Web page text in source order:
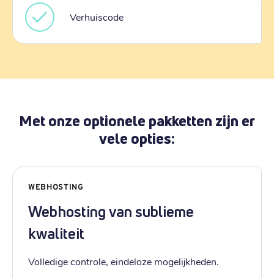
Verhuiscode
Met onze optionele pakketten zijn er
vele opties:
WEBHOSTING
Webhosting van sublieme
kwaliteit
Volledige controle, eindeloze mogelijkheden.